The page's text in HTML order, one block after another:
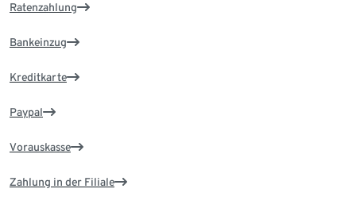
Ratenzahlung
Bankeinzug
Kreditkarte
Paypal
Vorauskasse
Zahlung in der Filiale